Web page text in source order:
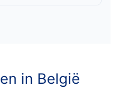
in België